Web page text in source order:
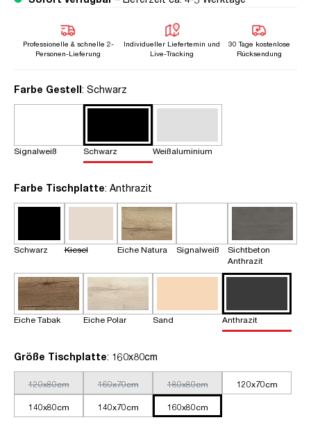
Professionelle & schnelle 2-
Personen-Lieferung
Individueller Liefertemin und
Live-Tracking
30 Tage kostenlose
Rücksendung
Farbe Gestellauswählen
: Schwarz
Signalweiß Schwarz Weißaluminium
Farbe Tischplatteauswählen
: Anthrazit
Schwarz Kiesel Eiche Natura Signalweiß
Sichtbeton
Anthrazit
Eiche Tabak Eiche Polar Sand Anthrazit
Größe Tischplatteauswählen
: 160x80cm
120x80cm 160x70cm 180x80cm 120x70cm
140x80cm 140x70cm 160x80cm